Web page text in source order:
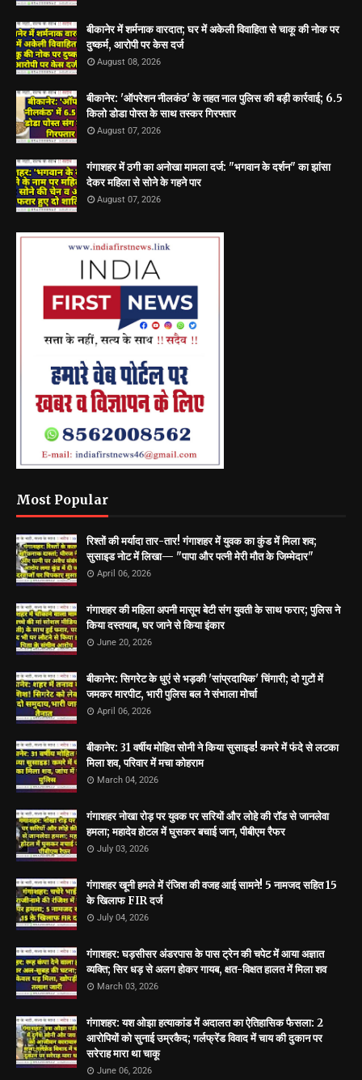
बीकानेर में शर्मनाक वारदात; घर में अकेली विवाहिता से चाकू की नोक पर
दुष्कर्म, आरोपी पर केस दर्ज
August 08, 2026
बीकानेर: 'ऑपरेशन नीलकंठ' के तहत नाल पुलिस की बड़ी कार्रवाई; 6.5
किलो डोडा पोस्त के साथ तस्कर गिरफ्तार
August 07, 2026
गंगाशहर में ठगी का अनोखा मामला दर्ज: "भगवान के दर्शन" का झांसा
देकर महिला से सोने के गहने पार
August 07, 2026
Most Popular
रिश्तों की मर्यादा तार-तार! गंगाशहर में युवक का कुंड में मिला शव;
सुसाइड नोट में लिखा— "पापा और पत्नी मेरी मौत के जिम्मेदार"
April 06, 2026
गंगाशहर की महिला अपनी मासूम बेटी संग युवती के साथ फरार; पुलिस ने
किया दस्तयाब, घर जाने से किया इंकार
June 20, 2026
बीकानेर: सिगरेट के धुएं से भड़की 'सांप्रदायिक' चिंगारी; दो गुटों में
जमकर मारपीट, भारी पुलिस बल ने संभाला मोर्चा
April 06, 2026
बीकानेर: 31 वर्षीय मोहित सोनी ने किया सुसाइड! कमरे में फंदे से लटका
मिला शव, परिवार में मचा कोहराम
March 04, 2026
गंगाशहर नोखा रोड़ पर युवक पर सरियों और लोहे की रॉड से जानलेवा
हमला; महादेव होटल में घुसकर बचाई जान, पीबीएम रैफर
July 03, 2026
गंगाशहर खूनी हमले में रंजिश की वजह आई सामने! 5 नामजद सहित 15
के खिलाफ FIR दर्ज
July 04, 2026
गंगाशहर: घड़सीसर अंडरपास के पास ट्रेन की चपेट में आया अज्ञात
व्यक्ति; सिर धड़ से अलग होकर गायब, क्षत-विक्षत हालत में मिला शव
March 03, 2026
गंगाशहर: यश ओझा हत्याकांड में अदालत का ऐतिहासिक फैसला: 2
आरोपियों को सुनाई उम्रकैद; गर्लफ्रेंड विवाद में चाय की दुकान पर
सरेराह मारा था चाकू
June 06, 2026